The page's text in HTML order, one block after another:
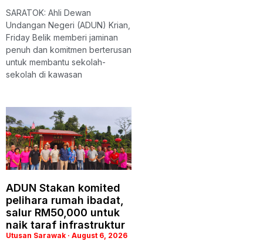
SARATOK: Ahli Dewan
Undangan Negeri (ADUN) Krian,
Friday Belik memberi jaminan
penuh dan komitmen berterusan
untuk membantu sekolah-
sekolah di kawasan
ADUN Stakan komited
pelihara rumah ibadat,
salur RM50,000 untuk
naik taraf infrastruktur
Utusan Sarawak August 6, 2026